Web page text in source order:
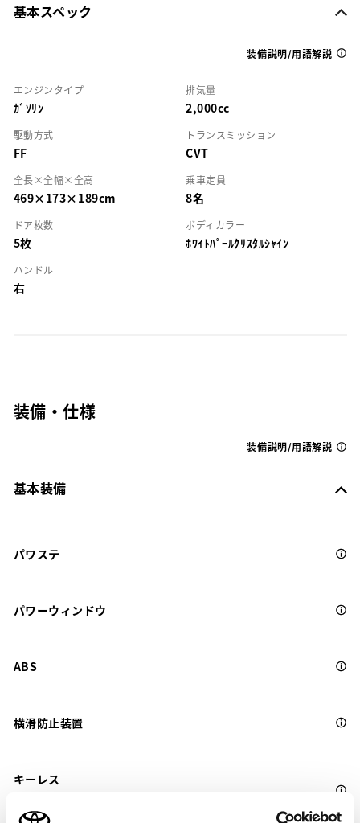
基本スペック
装備説明/用語解説
エンジンタイプ
ｶﾞｿﾘﾝ
排気量
2,000cc
駆動方式
FF
トランスミッション
CVT
全長×全幅×全高
469×173×189cm
乗車定員
8名
ドア枚数
5枚
ボディカラー
ﾎﾜｲﾄﾊﾟｰﾙｸﾘｽﾀﾙｼｬｲﾝ
ハンドル
右
装備・仕様
装備説明/用語解説
基本装備
パワステ
パワーウィンドウ
ABS
横滑防止装置
キーレス